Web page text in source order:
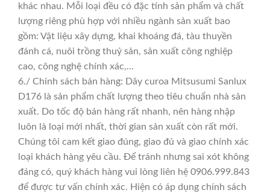
khác nhau. Mỗi loại đều có đặc tính sản phẩm và chất
lượng riêng phù hợp với nhiều ngành sản xuất bao
gồm: Vật liệu xây dựng, khai khoáng đá, tàu thuyền
đánh cá, nuôi trồng thuỷ sản, sản xuất công nghiệp
cao, công nghệ chính xác,…
6./ Chính sách bán hàng: Dây curoa Mitsusumi Sanlux
D176 là sản phẩm chất lượng theo tiêu chuẩn nhà sản
xuất. Do tốc độ bán hàng rất nhanh, nên hàng nhập
luôn là loại mới nhất, thời gian sản xuất còn rất mới.
Chúng tôi cam kết giao đúng, giao đủ và giao chính xác
loại khách hàng yêu cầu. Để tránh nhưng sai xót không
đáng có, quý khách hàng vui lòng liên hệ 0906.999.843
để được tư vấn chính xác. Hiện có áp dụng chính sách